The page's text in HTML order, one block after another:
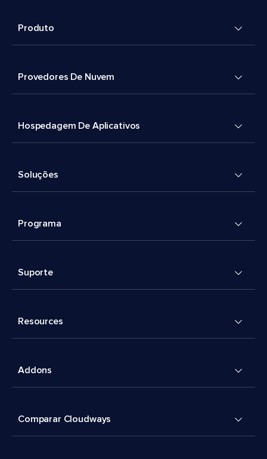
Produto
Provedores De Nuvem
Hospedagem De Aplicativos
Soluções
Programa
Suporte
Resources
Addons
Comparar Cloudways